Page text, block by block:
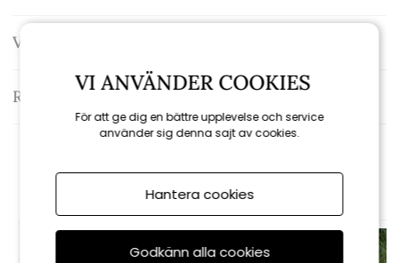
Varumärke: Grythyttan
Recensioner
Rekommenderade tillbehör
VI ANVÄNDER COOKIES
För att ge dig en bättre upplevelse och service
använder sig denna sajt av cookies.
Hantera cookies
Godkänn alla cookies